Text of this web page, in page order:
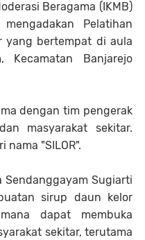
Beragama (IKMB)
Pelatihan
yang bertempat di aula
Kecamatan Banjarejo
dengan tim pengerak
masyarakat sekitar.
"SILOR".
Sendanggayam Sugiarti
sirup daun kelor
dapat membuka
sekitar, terutama